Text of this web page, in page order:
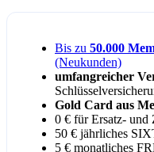
Bis zu 50.000
(Neukunden)
umfangreicher
Gold Card aus
0 € für Ersatz- und
50 € jährliches
5 € monatliches